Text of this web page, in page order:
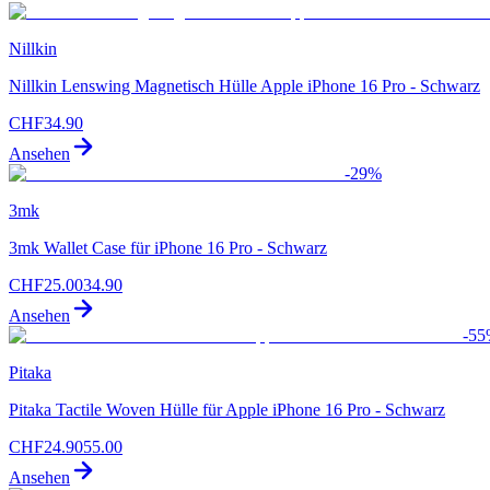
Nillkin
Nillkin Lenswing Magnetisch Hülle Apple iPhone 16 Pro - Schwarz
CHF34.90
Ansehen
-29%
3mk
3mk Wallet Case für iPhone 16 Pro - Schwarz
CHF25.0034.90
Ansehen
-55
Pitaka
Pitaka Tactile Woven Hülle für Apple iPhone 16 Pro - Schwarz
CHF24.9055.00
Ansehen